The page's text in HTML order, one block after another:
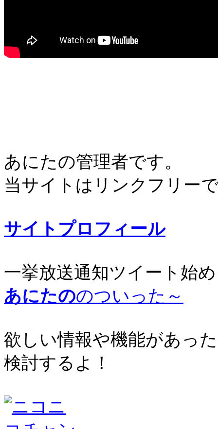
あにたの管理者です。
当サイトはリンクフリー
サイトプロフィール
一挙放送通知ツイート始
あにたののついった～
欲しい情報や機能があっ
検討するよ！